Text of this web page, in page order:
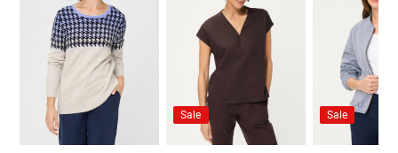
Sale Sale